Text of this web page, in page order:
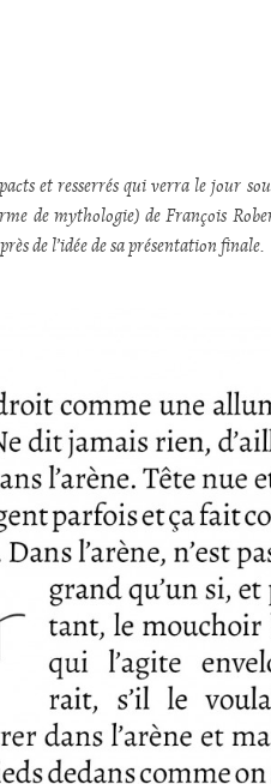
et resserrés qui verra le jour
de mythologie) de François
de l’idée de sa présentation finale.